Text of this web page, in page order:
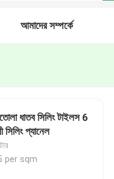
আমাদের সম্পর্কে
ধাতব সিলিং টাইলস 6
সিলিং প্যানেল
per sqm